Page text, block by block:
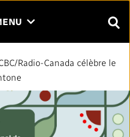
CLIQUER
LE
Entrer
texte
à
rechercher.
Rechercher
EN A
Radio-Canada célèbre le